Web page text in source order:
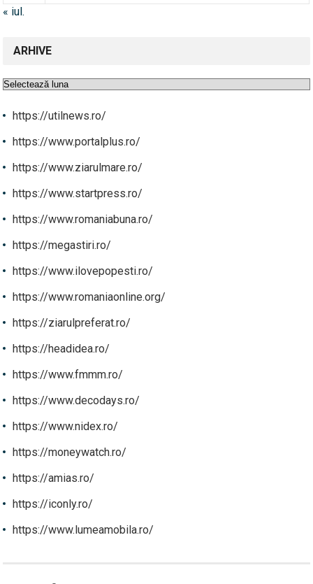
« iul.
ARHIVE
Arhive
https://utilnews.ro/
https://www.portalplus.ro/
https://www.ziarulmare.ro/
https://www.startpress.ro/
https://www.romaniabuna.ro/
https://megastiri.ro/
https://www.ilovepopesti.ro/
https://www.romaniaonline.org/
https://ziarulpreferat.ro/
https://headidea.ro/
https://www.fmmm.ro/
https://www.decodays.ro/
https://www.nidex.ro/
https://moneywatch.ro/
https://amias.ro/
https://iconly.ro/
https://www.lumeamobila.ro/